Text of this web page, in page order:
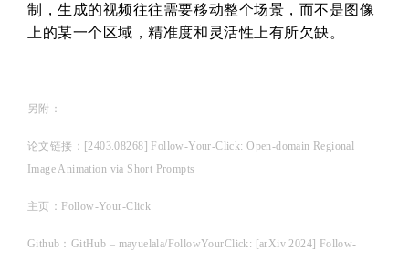
制，生成的视频往往需要移动整个场景，而不是图像
上的某一个区域，精准度和灵活性上有所欠缺。
另附：
论文链接：[2403.08268] Follow-Your-Click: Open-domain Regional
Image Animation via Short Prompts
主页：Follow-Your-Click
Github：GitHub – mayuelala/FollowYourClick: [arXiv 2024] Follow-